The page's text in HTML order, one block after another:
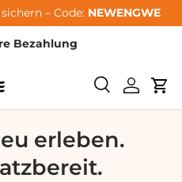
– Code: NEWENGWE
Bezahlung
SearchLog in
erleben.